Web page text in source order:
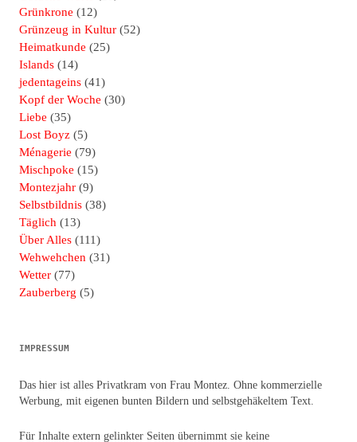
Grünkrone (12)
Grünzeug in Kultur (52)
Heimatkunde (25)
Islands (14)
jedentageins (41)
Kopf der Woche (30)
Liebe (35)
Lost Boyz (5)
Ménagerie (79)
Mischpoke (15)
Montezjahr (9)
Selbstbildnis (38)
Täglich (13)
Über Alles (111)
Wehwehchen (31)
Wetter (77)
Zauberberg (5)
IMPRESSUM
Das hier ist alles Privatkram von Frau Montez. Ohne kommerzielle
Werbung, mit eigenen bunten Bildern und selbstgehäkeltem Text.
Für Inhalte extern gelinkter Seiten übernimmt sie keine